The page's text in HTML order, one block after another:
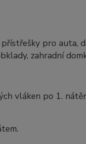
pro auta,
zahradní
vláken po 1.